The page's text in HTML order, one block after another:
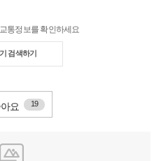
통정보를 확인하세요
검색하기
요 19